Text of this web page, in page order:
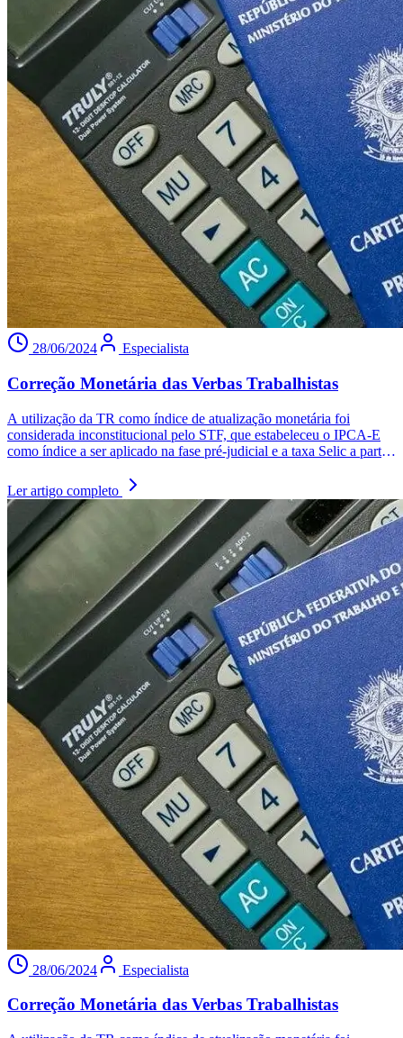
28/06/2024 Especialista
Correção Monetária das Verbas Trabalhistas
A utilização da TR como índice de atualização monetária foi
considerada inconstitucional pelo STF, que estabeleceu o IPCA-E
como índice a ser aplicado na fase pré-judicial e a taxa Selic a partir
Ler artigo completo
28/06/2024 Especialista
Correção Monetária das Verbas Trabalhistas